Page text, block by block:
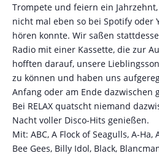
Trompete und feiern ein
nicht mal eben so bei Spotify oder
hören konnte. Wir saßen
Radio mit einer Kassette, die zur
hofften darauf, unsere
zu können und haben uns
Anfang oder am Ende dazwischen
Bei RELAX quatscht niemand
Nacht voller Disco-Hits genießen.
Mit: ABC, A Flock of Seagulls, A-
Bee Gees, Billy Idol, Black,